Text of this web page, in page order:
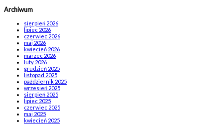
Archiwum
sierpień 2026
lipiec 2026
czerwiec 2026
maj 2026
kwiecień 2026
marzec 2026
luty 2026
grudzień 2025
listopad 2025
październik 2025
wrzesień 2025
sierpień 2025
lipiec 2025
czerwiec 2025
maj 2025
kwiecień 2025